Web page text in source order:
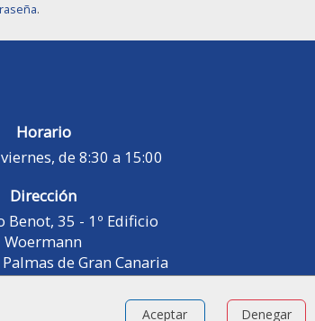
.
Horario
de 8:30 a 15:00
Dirección
Benot, 35 - 1º Edificio
Woermann
de Gran Canaria
Aceptar Denegar